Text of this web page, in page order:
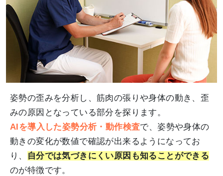
姿勢の歪みを分析し、筋肉の張りや身体の動き、歪
みの原因となっている部分を探ります。
AIを導入した姿勢分析・動作検査で、姿勢や身体の
動きの変化が数値で確認が出来るようになってお
り、
自分では気づきにくい原因も知ることができる
のが特徴です。